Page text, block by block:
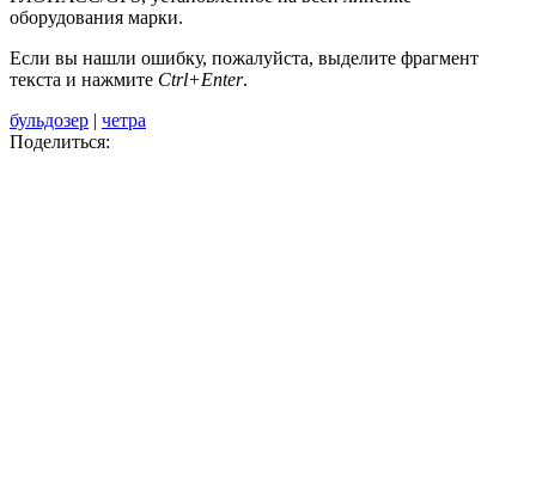
оборудования марки.
Если вы нашли ошибку, пожалуйста, выделите фрагмент
текста и нажмите Ctrl+Enter.
бульдозер | четра
Поделиться: